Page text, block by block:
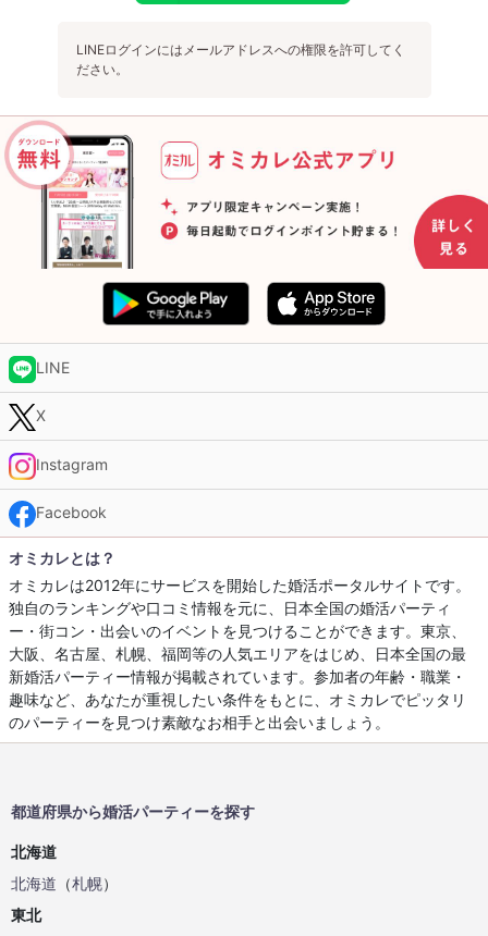
LINEログインにはメールアドレスへの権限を許可してく
ださい。
LINE
X
Instagram
Facebook
オミカレとは？
オミカレは2012年にサービスを開始した婚活ポータルサイトです。
独自のランキングや口コミ情報を元に、日本全国の婚活パーティ
ー・街コン・出会いのイベントを見つけることができます。東京、
大阪、名古屋、札幌、福岡等の人気エリアをはじめ、日本全国の最
新婚活パーティー情報が掲載されています。参加者の年齢・職業・
趣味など、あなたが重視したい条件をもとに、オミカレでピッタリ
のパーティーを見つけ素敵なお相手と出会いましょう。
都道府県から婚活パーティーを探す
北海道
北海道 （札幌）
東北